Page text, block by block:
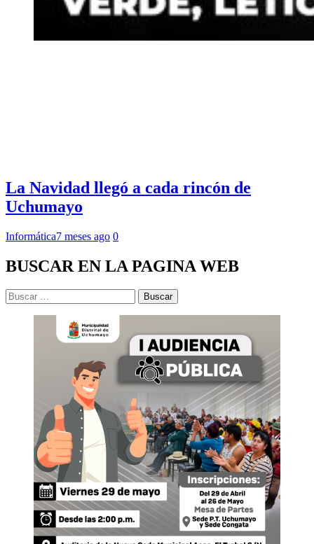
La Navidad llegó a cada rincón de
Uchumayo
Informática7 meses ago 0
BUSCAR EN LA PAGINA WEB
Buscar: